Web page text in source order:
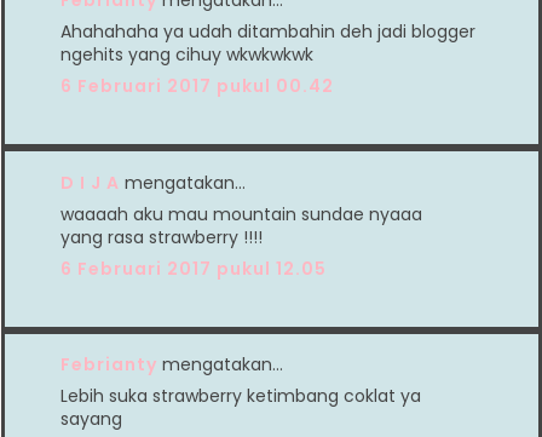
Ahahahaha ya udah ditambahin deh jadi blogger
ngehits yang cihuy wkwkwkwk
6 Februari 2017 pukul 00.42
D I J A mengatakan…
waaaah aku mau mountain sundae nyaaa
yang rasa strawberry !!!!
6 Februari 2017 pukul 12.05
Febrianty mengatakan…
Lebih suka strawberry ketimbang coklat ya
sayang